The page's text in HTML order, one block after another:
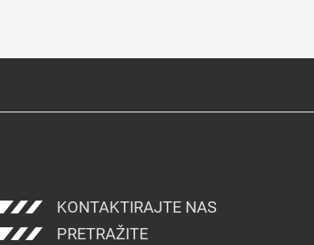
KONTAKTIRAJTE NAS
PRETRAŽITE